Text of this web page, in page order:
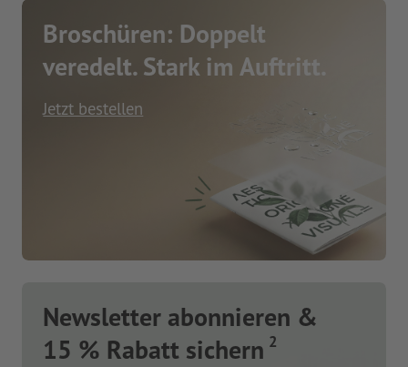
Broschüren: Doppelt
veredelt. Stark im Auftritt.
Jetzt bestellen
Newsletter abonnieren &
15 % Rabatt sichern 2